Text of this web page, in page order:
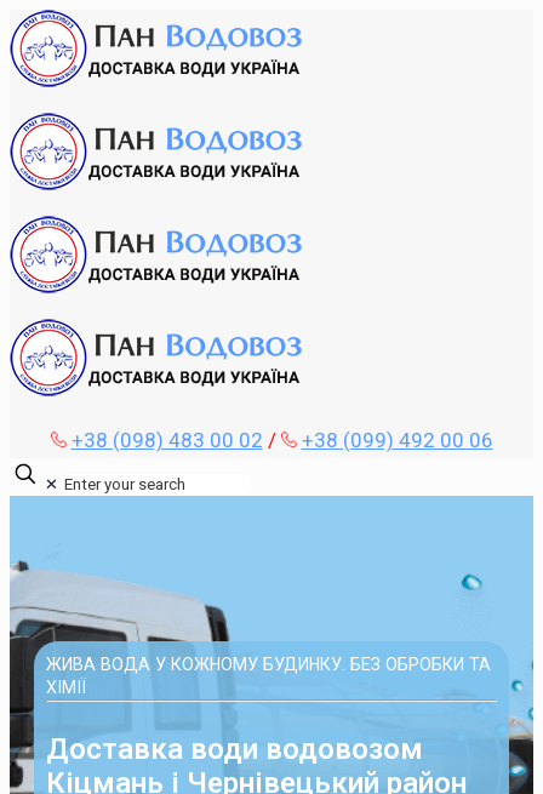
+38 (098) 483 00 02 / +38 (099) 492 00 06
✕
ЖИВА ВОДА У КОЖНОМУ БУДИНКУ. БЕЗ ОБРОБКИ ТА
ХІМІЇ
Доставка води водовозом
Кіцмань і Чернівецький район